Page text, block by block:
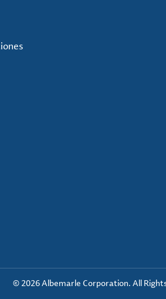
© 2026 Albemarle Corporation. All